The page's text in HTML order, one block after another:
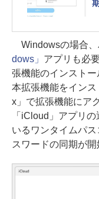
Windowsの場合、
dows」 アプリも必
張機能のインスト
本拡張機能をイン
x」で拡張機能にア
「iCloud」アプリ
いるワンタイムパ
スワードの同期が開